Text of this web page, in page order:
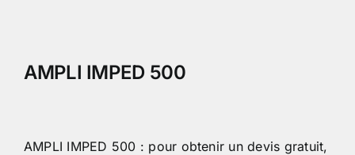
AMPLI IMPED 500
AMPLI IMPED 500 : pour obtenir un devis gratuit,